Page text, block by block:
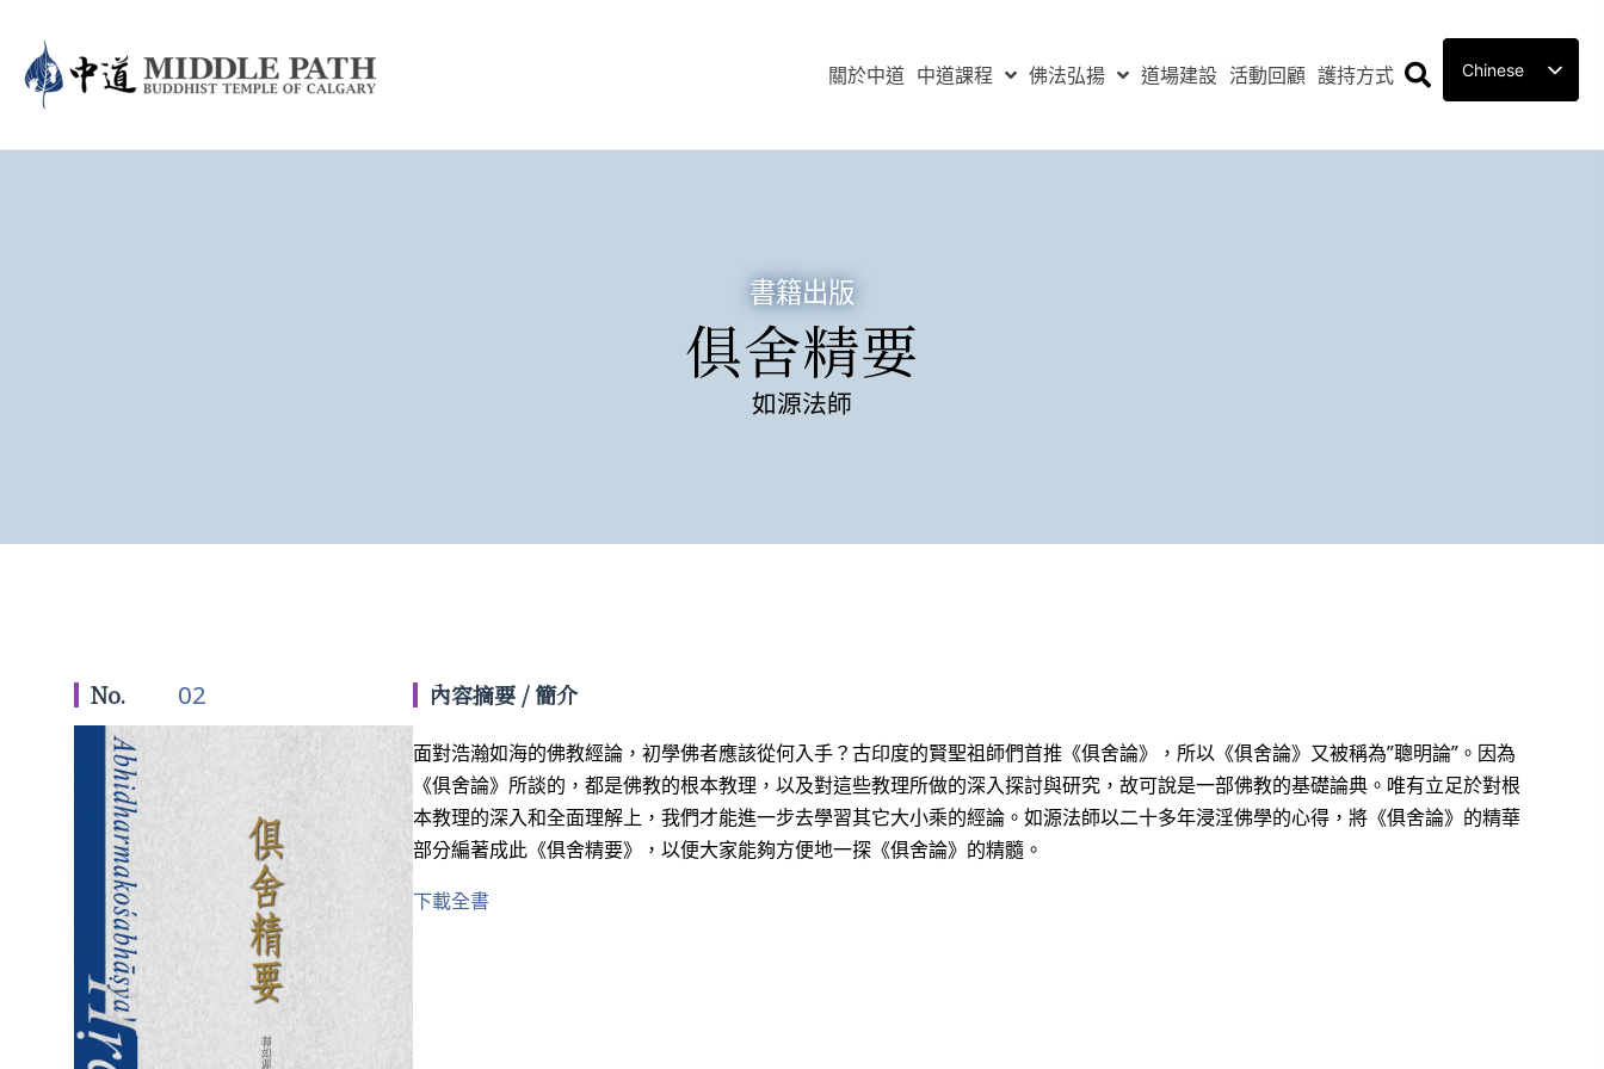
關於中道 中道課程 佛法弘揚 道場建設 活動回顧 護持方式 Chinese
書籍出版
俱舍精要
如源法師
No. 02 內容摘要 / 簡介
面對浩瀚如海的佛教經論，初學佛者應該從何入手？古印度的賢聖祖師們首推《俱舍論》，所以《俱舍論》又被稱為”聰明論”。因為
《俱舍論》所談的，都是佛教的根本教理，以及對這些教理所做的深入探討與研究，故可說是一部佛教的基礎論典。唯有立足於對根
本教理的深入和全面理解上，我們才能進一步去學習其它大小乘的經論。如源法師以二十多年浸淫佛學的心得，將《俱舍論》的精華
部分編著成此《俱舍精要》，以便大家能夠方便地一探《俱舍論》的精髓。
下載全書